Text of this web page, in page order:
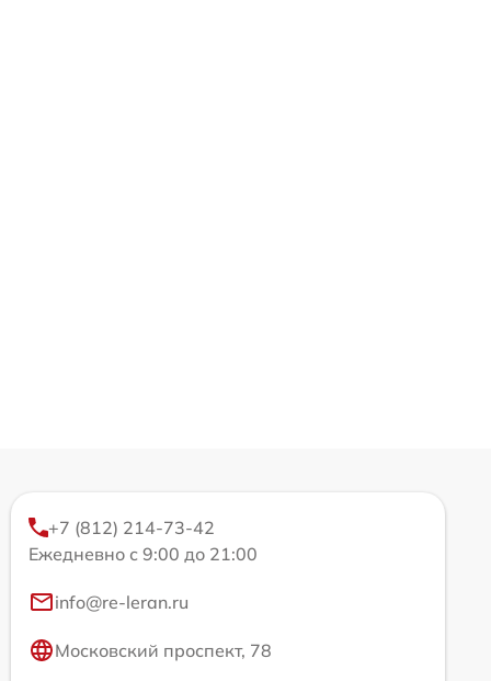
+7 (812) 214-73-42
Ежедневно с 9:00 до 21:00
info@re-leran.ru
Московский проспект, 78